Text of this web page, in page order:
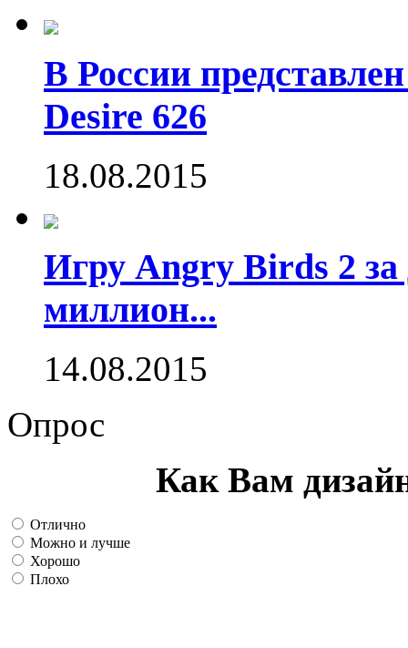
В России
Desire 626
18.08.2015
Игру Angry Birds 2 за
миллион...
14.08.2015
Опрос
Как Вам
Отлично
Можно и лучше
Хорошо
Плохо